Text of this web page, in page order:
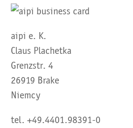
aipi e. K.
Claus Plachetka
Grenzstr. 4
26919 Brake
Niemcy
tel. +49.4401.98391-0